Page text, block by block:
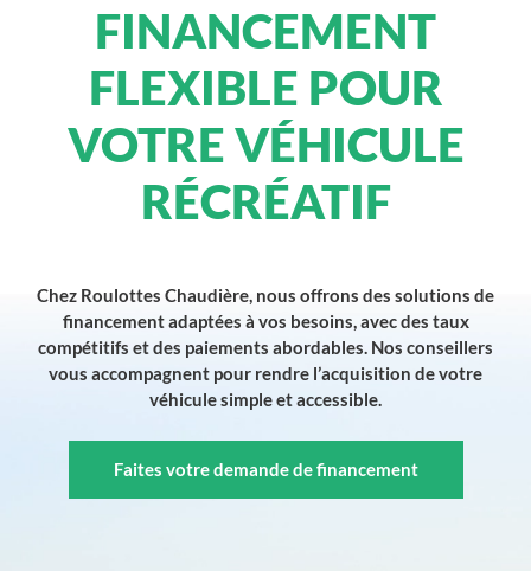
FINANCEMENT
FLEXIBLE POUR
VOTRE VÉHICULE
RÉCRÉATIF
Chez Roulottes Chaudière, nous offrons des solutions de
financement adaptées à vos besoins, avec des taux
compétitifs et des paiements abordables. Nos conseillers
vous accompagnent pour rendre l’acquisition de votre
véhicule simple et accessible.
Faites votre demande de financement